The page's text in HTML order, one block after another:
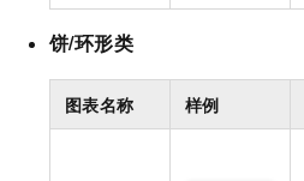
饼/环形类
图表名称 样例